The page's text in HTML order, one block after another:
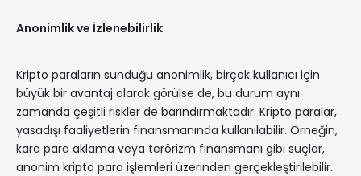
Anonimlik ve İzlenebilirlik
Kripto paraların sunduğu anonimlik, birçok kullanıcı için
büyük bir avantaj olarak görülse de, bu durum aynı
zamanda çeşitli riskler de barındırmaktadır. Kripto paralar,
yasadışı faaliyetlerin finansmanında kullanılabilir. Örneğin,
kara para aklama veya terörizm finansmanı gibi suçlar,
anonim kripto para işlemleri üzerinden gerçekleştirilebilir.